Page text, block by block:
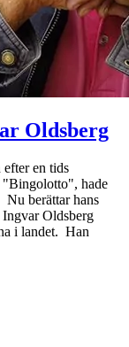
Oldsberg
en tids
hade
Nu berättar hans
Oldsberg
i landet. Han